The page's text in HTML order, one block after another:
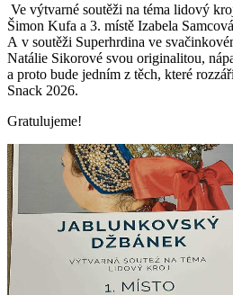
Ve výtvarné soutěži na téma lidový
Šimon Kufa a 3. místě Izabela
A v soutěži Superhrdina ve
Natálie Sikorové svou originalitou,
a proto bude jedním z těch, které
Snack 2026.
Gratulujeme!